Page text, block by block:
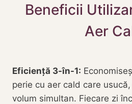
Beneficii
Aer
Eficiență 3-în-1:
perie cu aer cald care
volum simultan. Fiecare zi